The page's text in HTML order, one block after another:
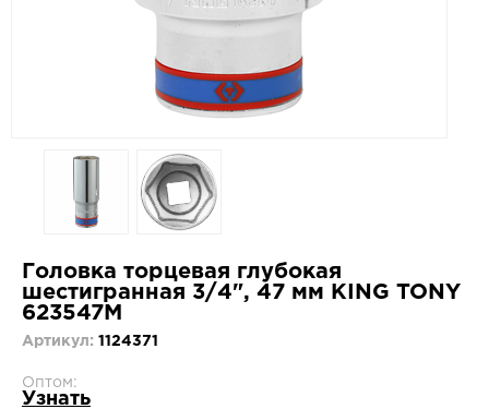
Головка торцевая глубокая
шестигранная 3/4", 47 мм KING TONY
623547M
Артикул: 1124371
Оптом:
Узнать